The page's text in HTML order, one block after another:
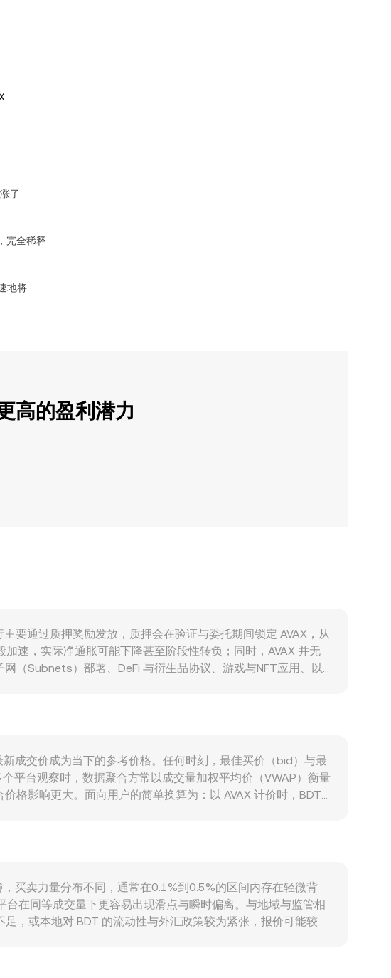
涨了
，完全稀释
地将
高的盈利潜力
要通过质押奖励发放，质押会在验证与委托期间锁定 AVAX，从
速，实际净通胀可能下降甚至阶段性转负；同时，AVAX 并无
（Subnets）部署、DeFi 与衍生品协议、游戏与NFT应用、以
动常在短期主导加密资产整体走势；同时，BDT 的强弱受本地
化、美元走向与流动性环境也会体现在 AVAX/BDT 的
层面，AVAX 永续合约的资金费率与持仓偏度、集中到期的期
动，令 AVAX/BDT 的 conversion rate 在事件窗口内出现快速变
成交价成为当下的参考价格。任何时刻，最佳买价（bid）与最
平台观察时，数据聚合方常以成交量加权平均价（VWAP）衡量
格影响更大。面向用户的简单换算为：以 AVAX 计价时，BDT
y，在小幅变动下，边际价格近似等于 y/x；当单侧交易较大
价、不同平台的 VWAP，以及链上 AMM 池的即时报价，共同
买卖力量分布不同，通常在0.1%到0.5%的区间内存在轻微背
在同等成交量下更容易出现滑点与瞬时偏离。与地域与监管相
，或本地对 BDT 的流动性与外汇政策较为紧张，报价可能较全